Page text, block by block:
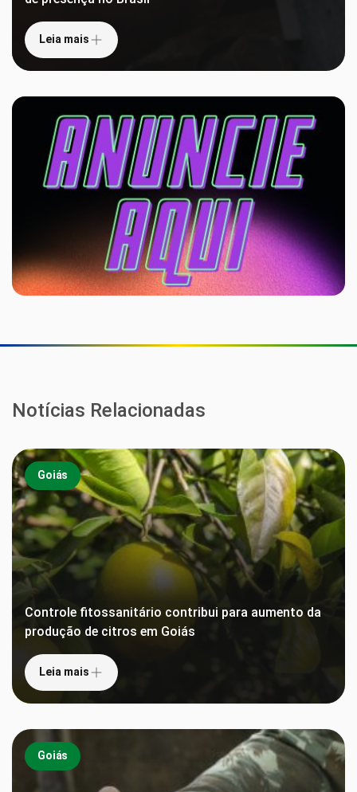
Leia mais
Notícias Relacionadas
Goiás
Controle fitossanitário contribui para aumento da
produção de citros em Goiás
Leia mais
Goiás